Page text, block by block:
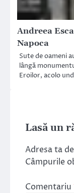
Andreea
Napoca
Sute de oameni
lângă
Eroilor, acolo
Lasă un
Adresa ta
Câmpurile
Comentariu